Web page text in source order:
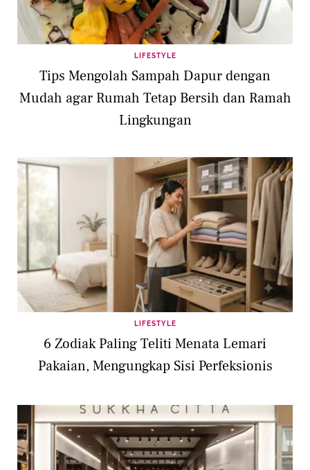
LIFESTYLE
Tips Mengolah Sampah Dapur dengan
Mudah agar Rumah Tetap Bersih dan Ramah
Lingkungan
LIFESTYLE
6 Zodiak Paling Teliti Menata Lemari
Pakaian, Mengungkap Sisi Perfeksionis